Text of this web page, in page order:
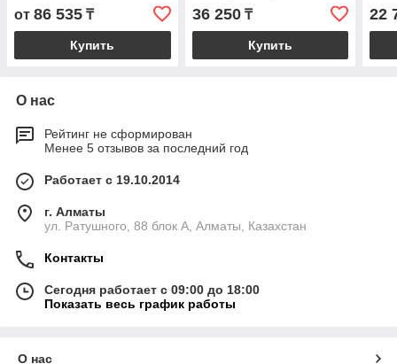
от 86 535 ₸
Купить
36 250₸
Купить
22
О нас
Рейтинг не сформирован
Менее 5 отзывов за последний год
Работает с 19.10.2014
г. Алматы
ул. Ратушного, 88 блок A, Алматы, Казахстан
Контакты
Сегодня работает с 09:00 до 18:00
Показать весь график работы
О нас